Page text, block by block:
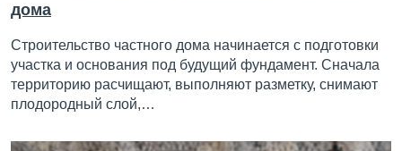
дома
Строительство частного дома начинается с подготовки
участка и основания под будущий фундамент. Сначала
территорию расчищают, выполняют разметку, снимают
плодородный слой,…